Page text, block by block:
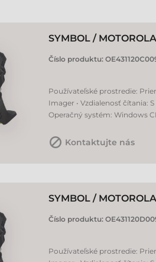
SYMBOL /
Číslo produktu:
Používateľské prostredie:
Imager • Vzdialenosť čítania:
Operačný systém: Windows
Kontaktujte nás
SYMBOL /
Číslo produktu:
Používateľské prostredie: